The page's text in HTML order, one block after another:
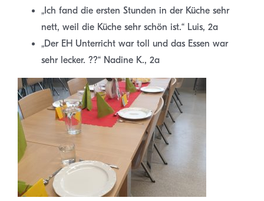
„Ich fand die ersten Stunden in der Küche sehr
nett, weil die Küche sehr schön ist.“ Luis, 2a
„Der EH Unterricht war toll und das Essen war
sehr lecker. ??“ Nadine K., 2a